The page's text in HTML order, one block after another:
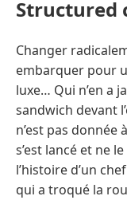
Structured
Changer
embarquer pour
luxe… Qui n’en a
sandwich devant
n’est pas donnée
s’est lancé et ne
l’histoire d’un
qui a troqué la